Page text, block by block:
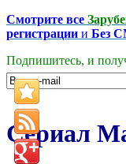
Смотрите все
регистрации и Без
Подпишитесь, и
Сериал